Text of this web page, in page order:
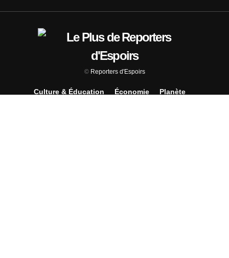
© Reporters d'Espoirs
Culture & Éducation Économie
Planète